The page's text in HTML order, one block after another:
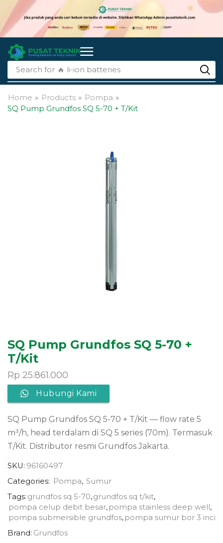
Search for 🔥 li-ion batteries
Home » Products » Pompa »
SQ Pump Grundfos SQ 5-70 + T/Kit
SQ Pump Grundfos SQ 5-70 +
T/Kit
Rp 25.861.000
Hubungi Kami
SQ Pump Grundfos SQ 5-70 + T/Kit — flow rate 5
m³/h, head terdalam di SQ 5 series (70m). Termasuk
T/Kit. Distributor resmi Grundfos Jakarta.
SKU: 96160497
Categories: Pompa, Sumur
Tags: grundfos sq 5-70,grundfos sq t/kit,
pompa celup debit besar,pompa stainless deep well,
pompa submersible grundfos,pompa sumur bor 3 inci
Brand: Grundfos